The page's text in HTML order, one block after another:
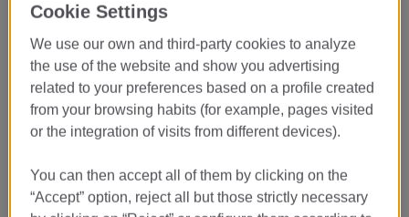
Prenota ora
06 AGO
07 AGO
Cookie Settings
We use our own and third-party cookies to analyze
the use of the website and show you advertising
related to your preferences based on a profile created
from your browsing habits (for example, pages visited
or the integration of visits from different devices).
You can then accept all of them by clicking on the
“Accept” option, reject all but those strictly necessary